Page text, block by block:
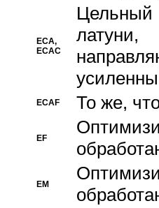
ECA,
ECAC
Цельный
ECAF То же,
EF
EM